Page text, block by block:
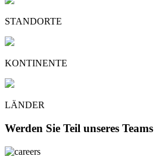
STANDORTE
KONTINENTE
LÄNDER
Werden Sie Teil unseres Teams